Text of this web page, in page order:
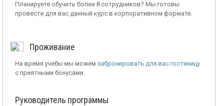
Планируете обучить более 8 сотрудников? Мы готовы
провести для вас данный курс в корпоративном формате.
Проживание
На время учебы мы можем забронировать для вас гостиницу
с приятными бонусами.
Руководитель программы